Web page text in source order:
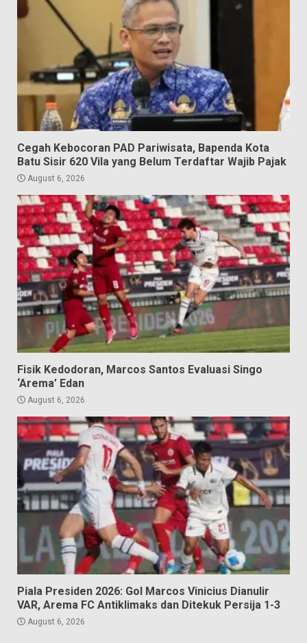
Cegah Kebocoran PAD Pariwisata, Bapenda Kota
Batu Sisir 620 Vila yang Belum Terdaftar Wajib Pajak
August 6, 2026
Fisik Kedodoran, Marcos Santos Evaluasi Singo
‘Arema’ Edan
August 6, 2026
Piala Presiden 2026: Gol Marcos Vinicius Dianulir
VAR, Arema FC Antiklimaks dan Ditekuk Persija 1-3
August 6, 2026